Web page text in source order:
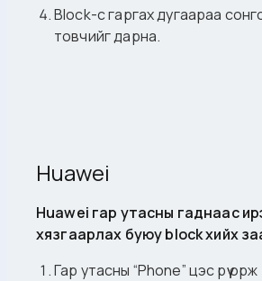
Block-с гаргах дугаараа
товчийг дарна.
Huawei
Huawei гар утасны гаднаас
хязгаарлах буюу block хийх
Гар утасны “Phone” цэс рүү орж